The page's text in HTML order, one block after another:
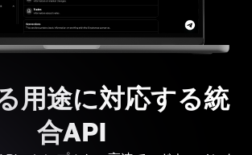
用途に対応する統
合API